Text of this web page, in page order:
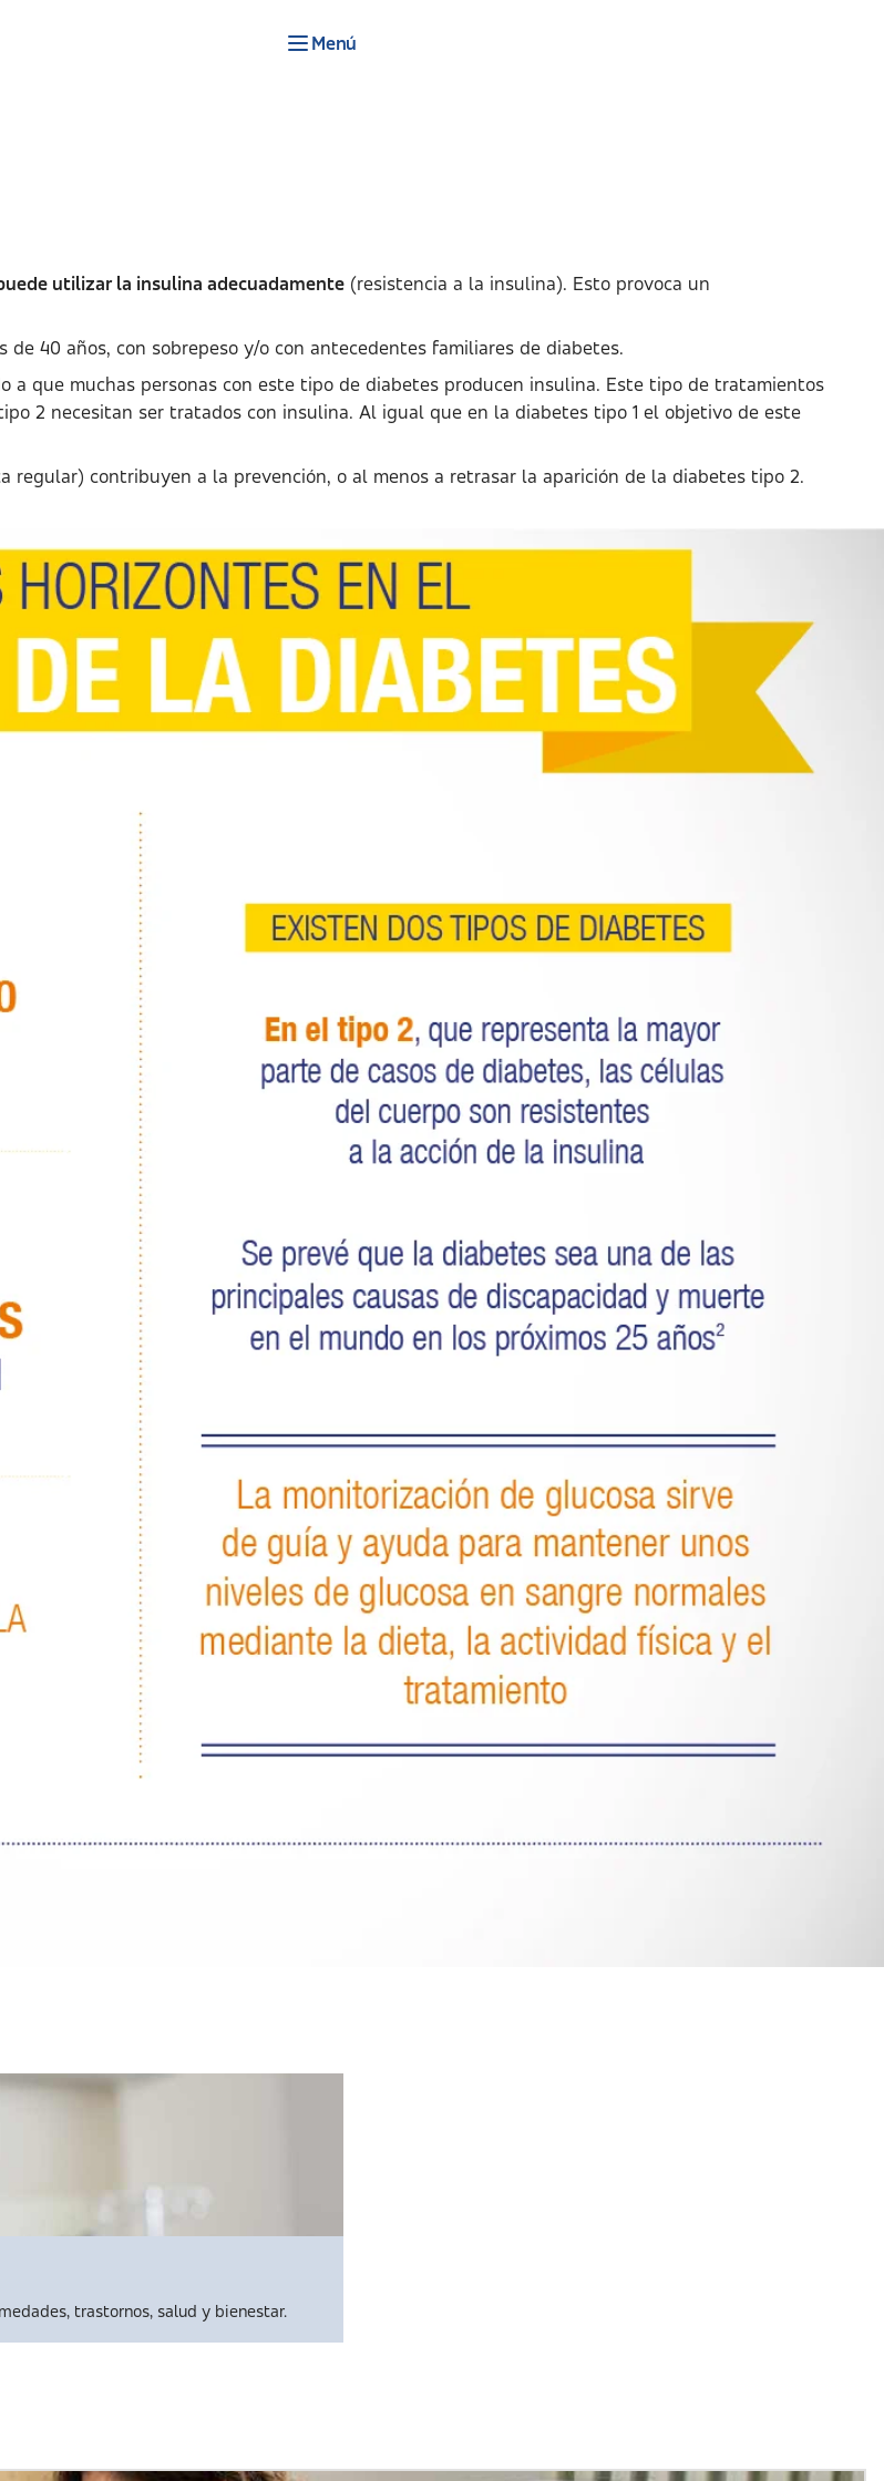
Menú
utilizar la insulina adecuadamente (resistencia a la insulina). Esto provoca un
40 años, con sobrepeso y/o con antecedentes familiares de diabetes.
a que muchas personas con este tipo de diabetes producen insulina. Este tipo de tratamientos
2 necesitan ser tratados con insulina. Al igual que en la diabetes tipo 1 el objetivo de este
contribuyen a la prevención, o al menos a retrasar la aparición de la diabetes tipo 2.
trastornos, salud y bienestar.